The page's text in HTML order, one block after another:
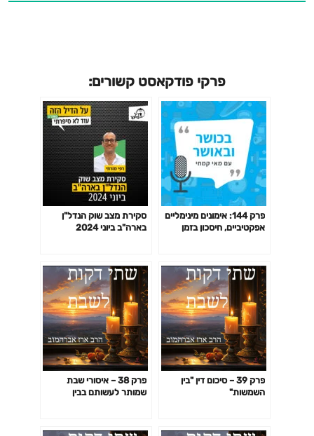
פרקי פודקאסט קשורים:
פרק 144: אימונים מינימליים
אפקטיביים, חיסכון בזמן
סקירת מצב שוק הנדל"ן
בארה"ב ביוני 2024
פרק 39 – סיכום דין "בין
השמשות"
פרק 38 – איסורי שבת
שמותר לעשותם בבין